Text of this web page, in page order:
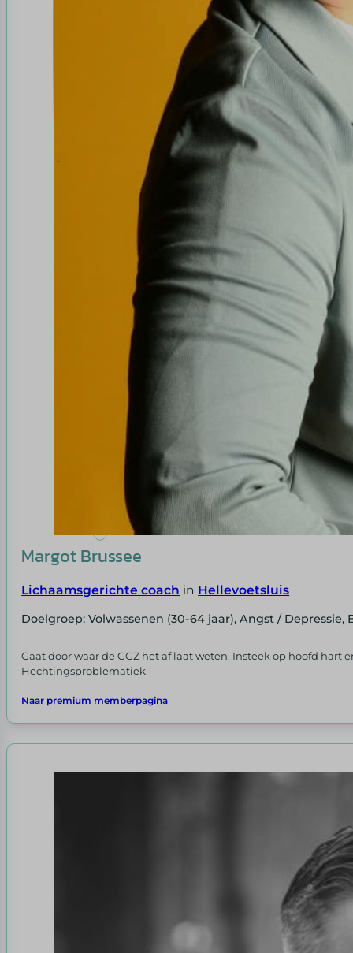
Margot Brussee
Lichaamsgerichte coach in Hellevoetsluis
Doelgroep: Volwassenen (30-64 jaar), Angst / Depressie,
Gaat door waar de GGZ het af laat weten. Insteek op hoofd
Hechtingsproblematiek.
Naar premium memberpagina